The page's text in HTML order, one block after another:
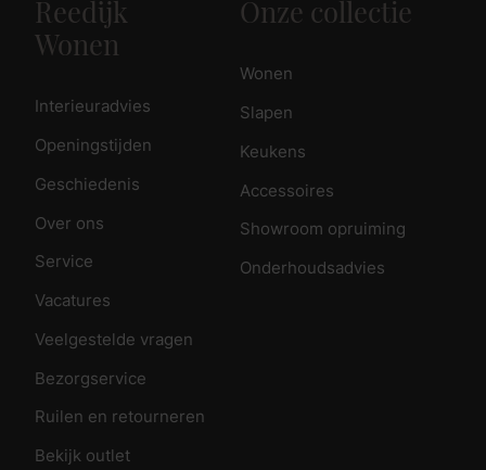
Reedijk
Wonen
Interieuradvies
Openingstijden
Geschiedenis
Over ons
Service
Vacatures
Veelgestelde vragen
Bezorgservice
Ruilen en retourneren
Bekijk outlet
Onze collectie
Wonen
Slapen
Keukens
Accessoires
Showroom opruiming
Onderhoudsadvies